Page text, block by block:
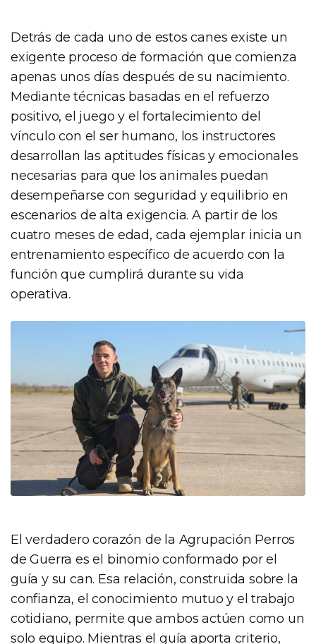
Detrás de cada uno de estos canes existe un
exigente proceso de formación que comienza
apenas unos días después de su nacimiento.
Mediante técnicas basadas en el refuerzo
positivo, el juego y el fortalecimiento del
vínculo con el ser humano, los instructores
desarrollan las aptitudes físicas y emocionales
necesarias para que los animales puedan
desempeñarse con seguridad y equilibrio en
escenarios de alta exigencia. A partir de los
cuatro meses de edad, cada ejemplar inicia un
entrenamiento específico de acuerdo con la
función que cumplirá durante su vida
operativa.
El verdadero corazón de la Agrupación Perros
de Guerra es el binomio conformado por el
guía y su can. Esa relación, construida sobre la
confianza, el conocimiento mutuo y el trabajo
cotidiano, permite que ambos actúen como un
solo equipo. Mientras el guía aporta criterio,